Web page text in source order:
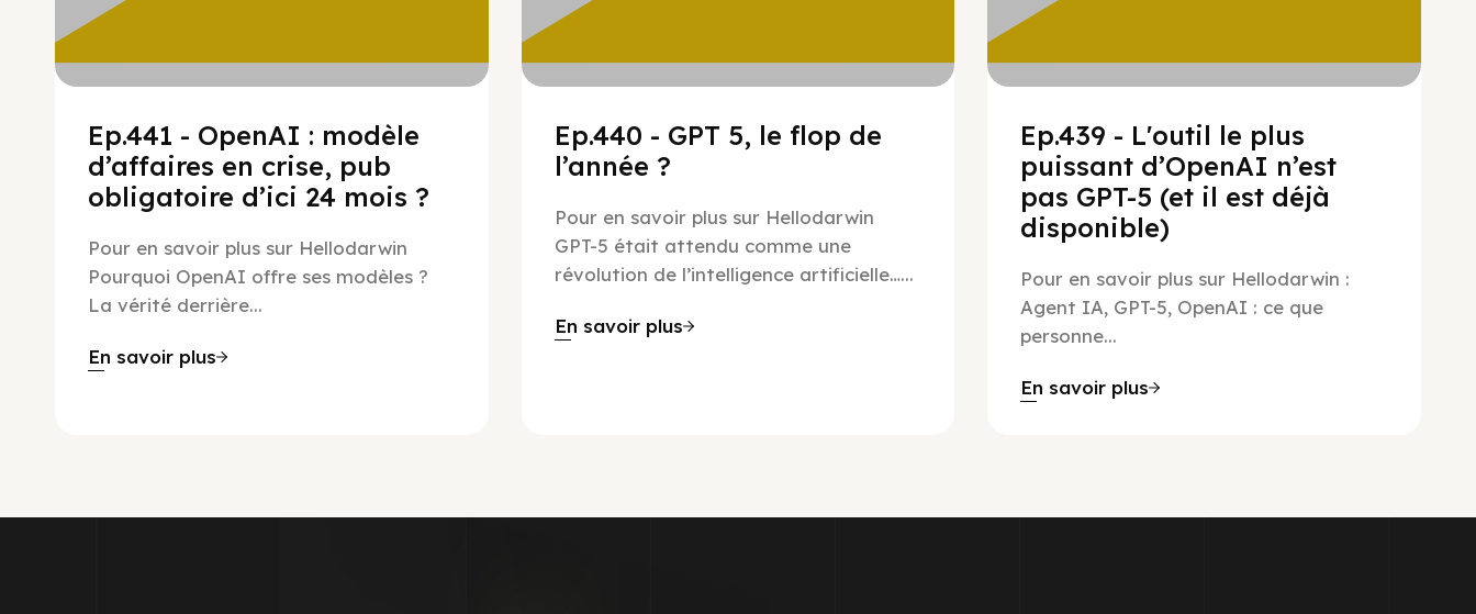
Ep.441 - OpenAI : modèle
d’affaires en crise, pub
obligatoire d’ici 24 mois ?
Pour en savoir plus sur Hellodarwin
Pourquoi OpenAI offre ses modèles ?
La vérité derrière...
En savoir plus
Ep.440 - GPT 5, le flop de
l’année ?
Pour en savoir plus sur Hellodarwin
GPT-5 était attendu comme une
révolution de l’intelligence artificielle…...
En savoir plus
Ep.439 - L'outil le plus
puissant d’OpenAI n’est
pas GPT-5 (et il est déjà
disponible)
Pour en savoir plus sur Hellodarwin :
Agent IA, GPT-5, OpenAI : ce que
personne...
En savoir plus